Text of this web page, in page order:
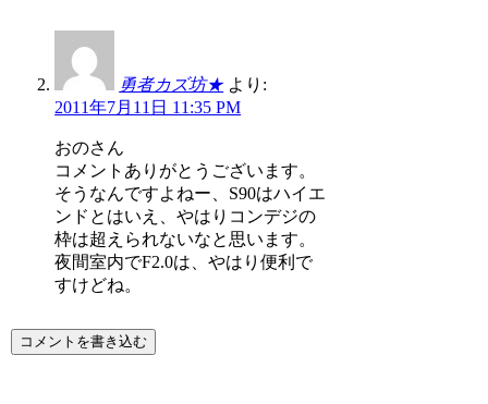
勇者カズ坊★ より:
2011年7月11日 11:35 PM
おのさん
コメントありがとうございます。
そうなんですよねー、S90はハイエ
ンドとはいえ、やはりコンデジの
枠は超えられないなと思います。
夜間室内でF2.0は、やはり便利で
すけどね。
コメントを書き込む